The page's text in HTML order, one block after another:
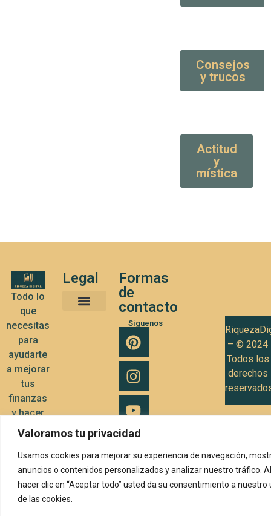
Valoramos tu privacidad
Usamos cookies para mejorar su experiencia de navegación,
anuncios o contenidos personalizados y analizar nuestro tráfico. Al
hacer clic en “Aceptar todo” usted da su consentimiento a nuestro
de las cookies.
Consejos
y trucos
Actitud
y
mística
Todo lo
que
necesitas
para
ayudarte
a mejorar
tus
finanzas
y hacer
crecer tu
Legal
Formas
de
contacto
Síguenos
– © 2024
Todos los
derechos